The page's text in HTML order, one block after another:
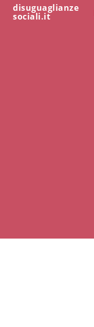
disuguaglianze
sociali.it